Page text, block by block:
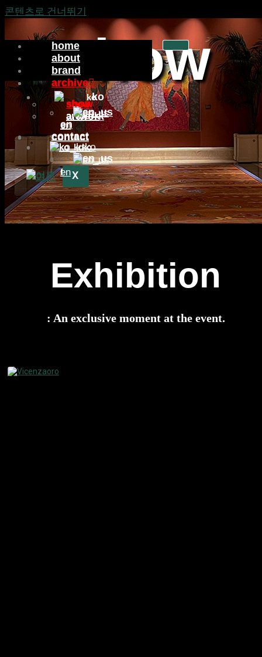
콘텐츠로 건너뛰기
home
about
brand
archive
show
artwork
contact
X
ko
en
ko
en
home
about
brand
archive
show
artwork
contact
X
ko
en
ko
en
show
Exhibition
: An exclusive moment at the event.